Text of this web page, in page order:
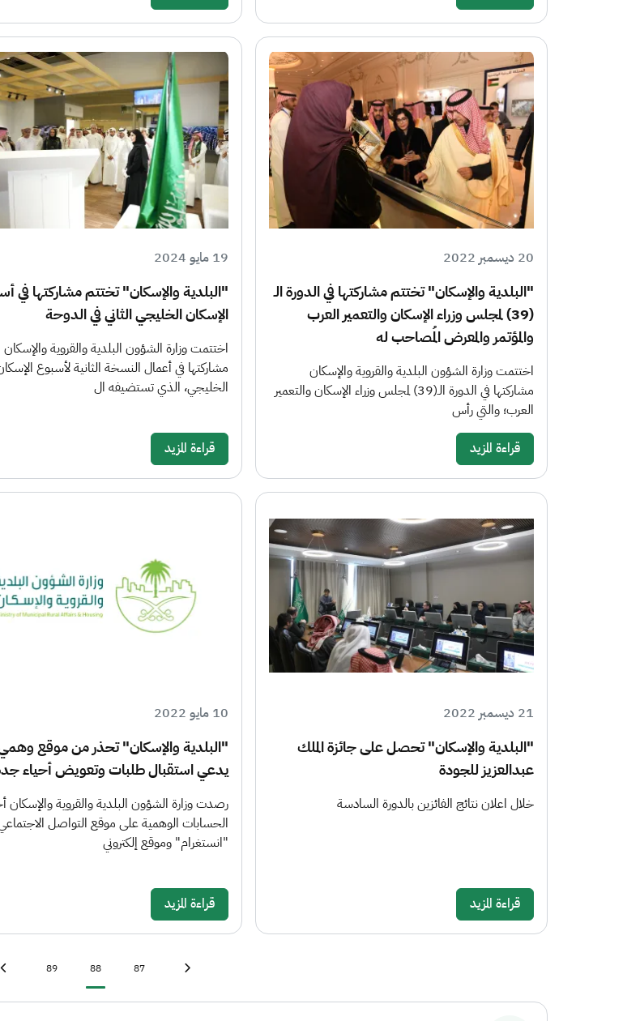
20 ديسمبر 2022
"البلدية والإسكان" تختتم مشاركتها في الدورة الـ
(39) لمجلس وزراء الإسكان والتعمير العرب
والمؤتمر والمعرض المُصاحب له
اختتمت وزارة الشؤون البلدية والقروية والإسكان
مشاركتها في الدورة الـ(39) لمجلس وزراء الإسكان والتعمير
العرب؛ والتي رأس
قراءة المزيد
19 مايو 2024
"البلدية والإسكان" تختتم مشاركتها في
الإسكان الخليجي الثاني في الدوحة
اختتمت وزارة الشؤون البلدية والقروية والإسكان
مشاركتها في أعمال النسخة الثانية لأسبوع
الخليجي، الذي تستضيفه ال
قراءة المزيد
21 ديسمبر 2022
"البلدية والإسكان" تحصل على جائزة الملك
عبدالعزيز للجودة
خلال اعلان نتائج الفائزين بالدورة السادسة
قراءة المزيد
10 مايو 2022
"البلدية والإسكان" تحذر من موقع
يدعي استقبال طلبات وتعويض أحياء
رصدت وزارة الشؤون البلدية والقروية والإسكان
الحسابات الوهمية على موقع التواصل
"انستغرام" وموقع إلكتروني
قراءة المزيد
First page
Page
87
Current page
88
Page
89